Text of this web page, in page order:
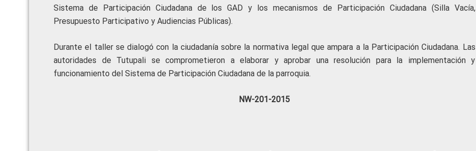
Sistema de Participación Ciudadana de los GAD y los mecanismos de Participación Ciudadana (Silla Vacía,
Presupuesto Participativo y Audiencias Públicas).
Durante el taller se dialogó con la ciudadanía sobre la normativa legal que ampara a la Participación Ciudadana. Las
autoridades de Tutupali se comprometieron a elaborar y aprobar una resolución para la implementación y
funcionamiento del Sistema de Participación Ciudadana de la parroquia.
NW-201-2015